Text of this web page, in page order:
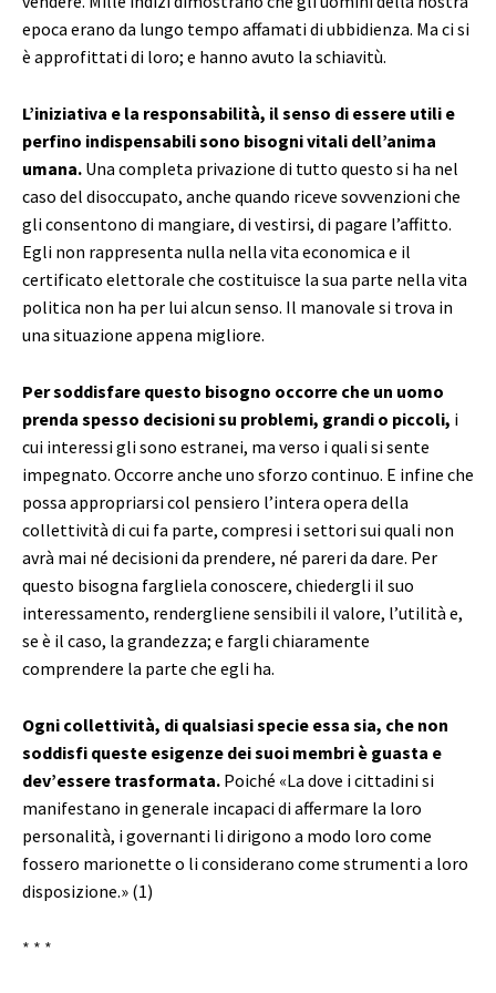
epoca erano da lungo tempo affamati di ubbidienza. Ma ci si
è approfittati di loro; e hanno avuto la schiavitù.
L’iniziativa e la responsabilità, il senso di essere utili e
perfino indispensabili sono bisogni vitali dell’anima
umana. Una completa privazione di tutto questo si ha nel
caso del disoccupato, anche quando riceve sovvenzioni che
gli consentono di mangiare, di vestirsi, di pagare l’affitto.
Egli non rappresenta nulla nella vita economica e il
certificato elettorale che costituisce la sua parte nella vita
politica non ha per lui alcun senso. Il manovale si trova in
una situazione appena migliore.
Per soddisfare questo bisogno occorre che un uomo
prenda spesso decisioni su problemi, grandi o piccoli, i
cui interessi gli sono estranei, ma verso i quali si sente
impegnato. Occorre anche uno sforzo continuo. E infine che
possa appropriarsi col pensiero l’intera opera della
collettività di cui fa parte, compresi i settori sui quali non
avrà mai né decisioni da prendere, né pareri da dare. Per
questo bisogna fargliela conoscere, chiedergli il suo
interessamento, rendergliene sensibili il valore, l’utilità e,
se è il caso, la grandezza; e fargli chiaramente
comprendere la parte che egli ha.
Ogni collettività, di qualsiasi specie essa sia, che non
soddisfi queste esigenze dei suoi membri è guasta e
dev’essere trasformata. Poiché «La dove i cittadini si
manifestano in generale incapaci di affermare la loro
personalità, i governanti li dirigono a modo loro come
fossero marionette o li considerano come strumenti a loro
disposizione.» (1)
* * *